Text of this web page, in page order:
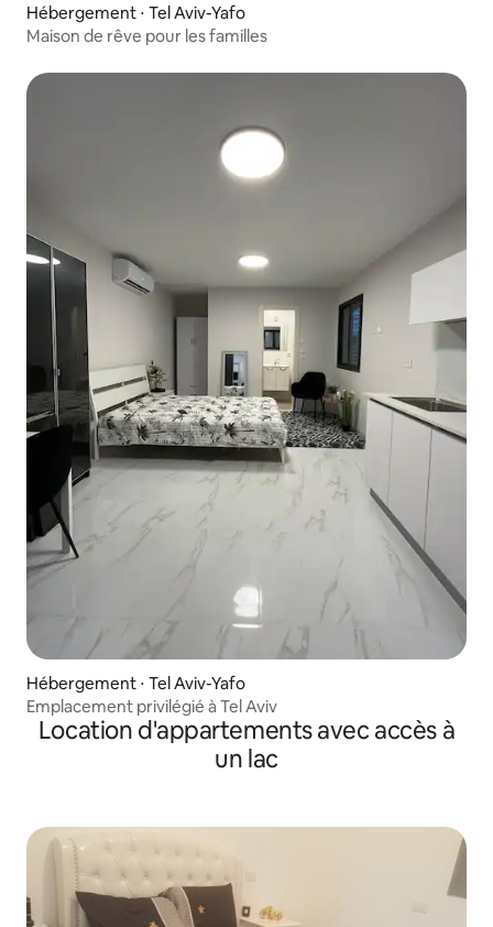
Hébergement ⋅ Tel Aviv-Yafo
Maison de rêve pour les familles
Hébergement ⋅ Tel Aviv-Yafo
Emplacement privilégié à Tel Aviv
Location d'appartements avec accès à
un lac